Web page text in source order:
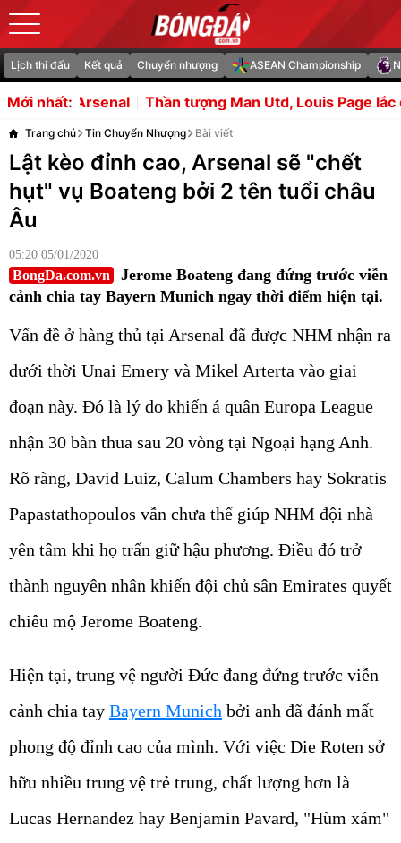
Lịch thi đấu Kết quả Chuyển nhượng ASEAN Championship
Mới nhất:
Thần tượng Man Utd, Louis Page lắc đầu với Arsenal
Trang chủ Tin Chuyển Nhượng Bài viết
Lật kèo đỉnh cao, Arsenal sẽ "chết
hụt" vụ Boateng bởi 2 tên tuổi châu
Âu
05:20 05/01/2020
BongDa.com.vn
Jerome Boateng đang đứng trước viễn
cảnh chia tay Bayern Munich ngay thời điểm hiện tại.
Vấn đề ở hàng thủ tại Arsenal đã được NHM nhận ra
dưới thời Unai Emery và Mikel Arterta vào giai
đoạn này. Đó là lý do khiến á quân Europa League
nhận 30 bàn thua sau 20 vòng tại Ngoại hạng Anh.
Rõ ràng, David Luiz, Calum Chambers hay Sokratis
Papastathopoulos vẫn chưa thể giúp NHM đội nhà
yên tâm khi họ trấn giữ hậu phương. Điều đó trở
thành nguyên nhân khiến đội chủ sân Emirates quyết
chiêu mộ Jerome Boateng.
Hiện tại, trung vệ người Đức đang đứng trước viễn
cảnh chia tay Bayern Munich bởi anh đã đánh mất
phong độ đỉnh cao của mình. Với việc Die Roten sở
hữu nhiều trung vệ trẻ trung, chất lượng hơn là
Lucas Hernandez hay Benjamin Pavard, "Hùm xám"